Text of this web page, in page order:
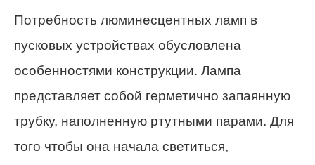
Потребность люминесцентных ламп в
пусковых устройствах обусловлена
особенностями конструкции. Лампа
представляет собой герметично запаянную
трубку, наполненную ртутными парами. Для
того чтобы она начала светиться,